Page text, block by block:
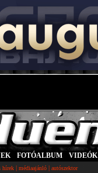
FOTÓALBUM VIDEÓK
hírek | médiaajánló | autószektor